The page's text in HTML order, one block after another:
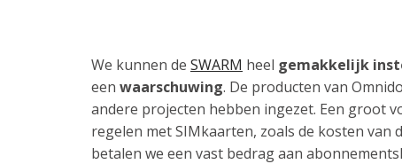
We kunnen de SWARM heel gemakkelijk
een waarschuwing. De producten van
andere projecten hebben ingezet. Een groot
regelen met SIMkaarten, zoals de kosten
betalen we een vast bedrag aan